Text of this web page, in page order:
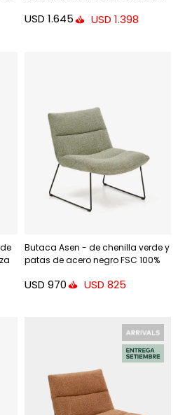
FSC Mix Credit
USD 1.645 USD 1.398
Butaca Asen - de chenilla verde y
patas de acero negro FSC 100%
USD 970 USD 825